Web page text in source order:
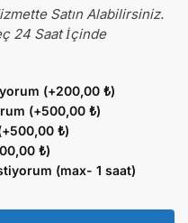
Satın Alabilirsiniz.
24 Saat İçinde
(+200,00 ₺)
(+500,00 ₺)
500,00 ₺)
₺)
(max- 1 saat)